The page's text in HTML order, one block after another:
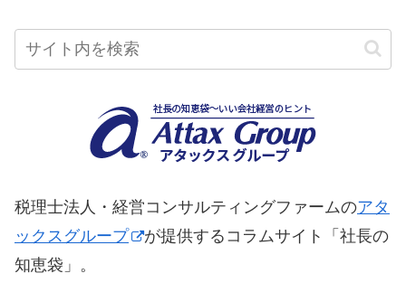
税理士法人・経営コンサルティングファームのアタ
ックスグループ
が提供するコラムサイト「社長の
知恵袋」。